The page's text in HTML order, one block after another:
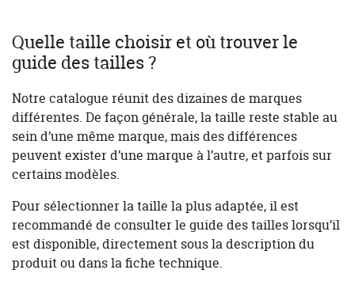
Quelle taille choisir et où trouver le
guide des tailles ?
Notre catalogue réunit des dizaines de marques
différentes. De façon générale, la taille reste stable au
sein d’une même marque, mais des différences
peuvent exister d’une marque à l’autre, et parfois sur
certains modèles.
Pour sélectionner la taille la plus adaptée, il est
recommandé de consulter le guide des tailles lorsqu’il
est disponible, directement sous la description du
produit ou dans la fiche technique.